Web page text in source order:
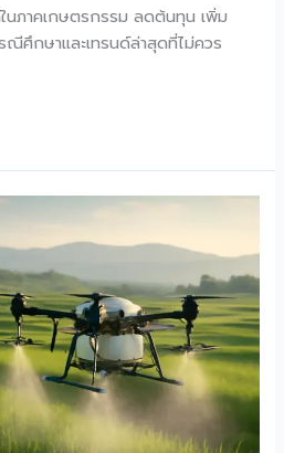
นภาคเกษตรกรรม ลดต้นทุน เพิ่ม
ศึกษาและเทรนด์ล่าสุดที่ไม่ควร